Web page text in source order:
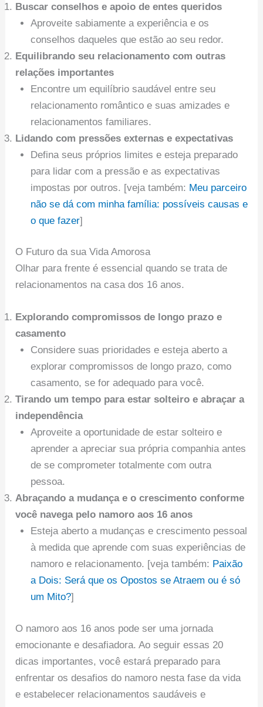
Buscar conselhos e apoio de entes queridos
Aproveite sabiamente a experiência e os
conselhos daqueles que estão ao seu redor.
Equilibrando seu relacionamento com outras
relações importantes
Encontre um equilíbrio saudável entre seu
relacionamento romântico e suas amizades e
relacionamentos familiares.
Lidando com pressões externas e expectativas
Defina seus próprios limites e esteja preparado
para lidar com a pressão e as expectativas
impostas por outros. [veja também: Meu parceiro
não se dá com minha família: possíveis causas e
o que fazer]
O Futuro da sua Vida Amorosa
Olhar para frente é essencial quando se trata de
relacionamentos na casa dos 16 anos.
Explorando compromissos de longo prazo e
casamento
Considere suas prioridades e esteja aberto a
explorar compromissos de longo prazo, como
casamento, se for adequado para você.
Tirando um tempo para estar solteiro e abraçar a
independência
Aproveite a oportunidade de estar solteiro e
aprender a apreciar sua própria companhia antes
de se comprometer totalmente com outra
pessoa.
Abraçando a mudança e o crescimento conforme
você navega pelo namoro aos 16 anos
Esteja aberto a mudanças e crescimento pessoal
à medida que aprende com suas experiências de
namoro e relacionamento. [veja também: Paixão
a Dois: Será que os Opostos se Atraem ou é só
um Mito?]
O namoro aos 16 anos pode ser uma jornada
emocionante e desafiadora. Ao seguir essas 20
dicas importantes, você estará preparado para
enfrentar os desafios do namoro nesta fase da vida
e estabelecer relacionamentos saudáveis e